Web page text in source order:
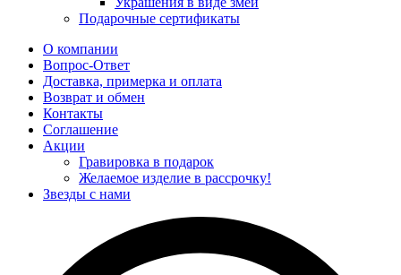
Подарочные сертификаты
О компании
Вопрос-Ответ
Доставка, примерка и оплата
Возврат и обмен
Контакты
Соглашение
Акции
Гравировка в подарок
Желаемое изделие в рассрочку!
Звезды с нами